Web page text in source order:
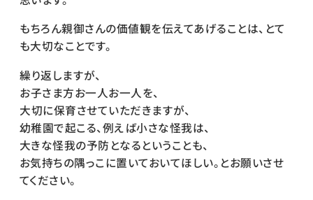
もちろん親御さんの価値観を伝えてあげることは、とて
も大切なことです。
繰り返しますが、
お子さま方お一人お一人を、
大切に保育させていただきますが、
幼稚園で起こる、例えば小さな怪我は、
大きな怪我の予防となるということも、
お気持ちの隅っこに置いておいてほしい。とお願いさせ
てください。